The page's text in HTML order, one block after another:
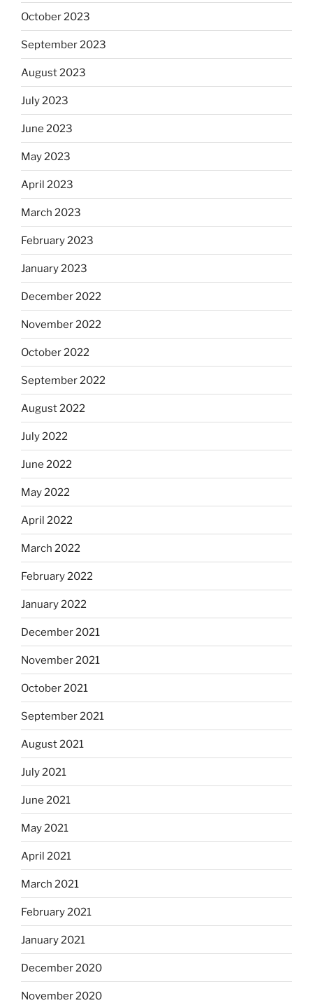
October 2023
September 2023
August 2023
July 2023
June 2023
May 2023
April 2023
March 2023
February 2023
January 2023
December 2022
November 2022
October 2022
September 2022
August 2022
July 2022
June 2022
May 2022
April 2022
March 2022
February 2022
January 2022
December 2021
November 2021
October 2021
September 2021
August 2021
July 2021
June 2021
May 2021
April 2021
March 2021
February 2021
January 2021
December 2020
November 2020